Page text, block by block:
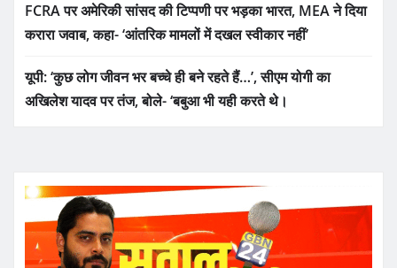
FCRA पर अमेरिकी सांसद की टिप्पणी पर भड़का भारत, MEA ने दिया
करारा जवाब, कहा- ‘आंतरिक मामलों में दखल स्वीकार नहीं’
यूपी: ‘कुछ लोग जीवन भर बच्चे ही बने रहते हैं…’, सीएम योगी का
अखिलेश यादव पर तंज, बोले- ‘बबुआ भी यही करते थे।